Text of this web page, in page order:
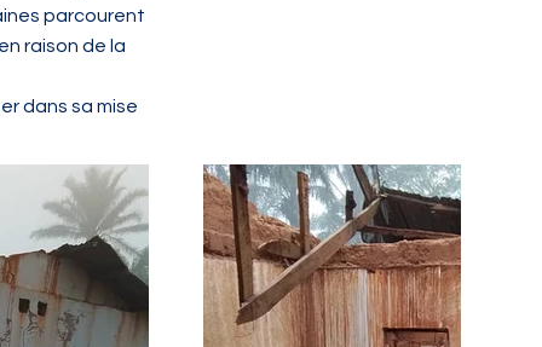
parcourent
raison de la
dans sa mise